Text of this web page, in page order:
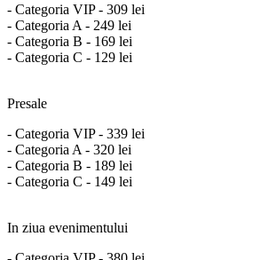
- Categoria VIP - 309 lei
- Categoria A - 249 lei
- Categoria B - 169 lei
- Categoria C - 129 lei
Presale
- Categoria VIP - 339 lei
- Categoria A - 320 lei
- Categoria B - 189 lei
- Categoria C - 149 lei
In ziua evenimentului